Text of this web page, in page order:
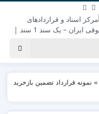
» نمونه قرارداد تضمین بازخرید